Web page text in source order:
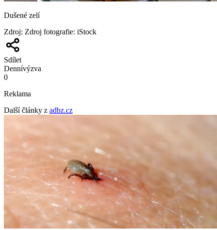
Dušené zelí
Zdroj: Zdroj fotografie: iStock
Sdílet
Dennívýzva
0
Reklama
Další články z adbz.cz